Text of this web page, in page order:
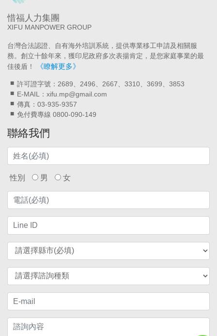
惜福人力集團
XIFU MANPOWER GROUP
台灣合法認證、自有海外培訓系統，提供專業移工申請及相關服
務。創立十餘年來，獲印尼政府多次表揚肯定，是您家庭事業的最
佳後盾！
《瞭解更多》
許可證字號：2689、2496、2667、3310、3699、3853
E-MAIL：xifu.mp@gmail.com
傳真：03-935-9357
免付費專線 0800-090-149
聯絡我們
性別 男 女